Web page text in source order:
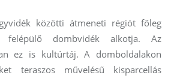
közötti átmeneti régiót főleg
felépülő dombvidék alkotja. Az
ez is kultúrtáj. A domboldalakon
teraszos művelésű kisparcellás